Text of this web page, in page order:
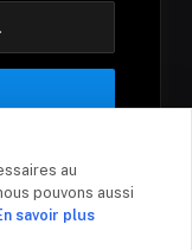
conditions
au
pouvons aussi
savoir plus